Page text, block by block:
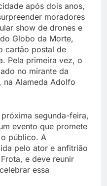
após dois anos,
moradores
show de drones e
Globo da Morte,
cartão postal de
Pela primeira vez, o
no mirante da
na Alameda Adolfo
segunda-feira,
evento que promete
público. A
pelo ator e anfitrião
e deve reunir
essa